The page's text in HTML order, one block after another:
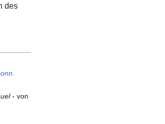
des
- von